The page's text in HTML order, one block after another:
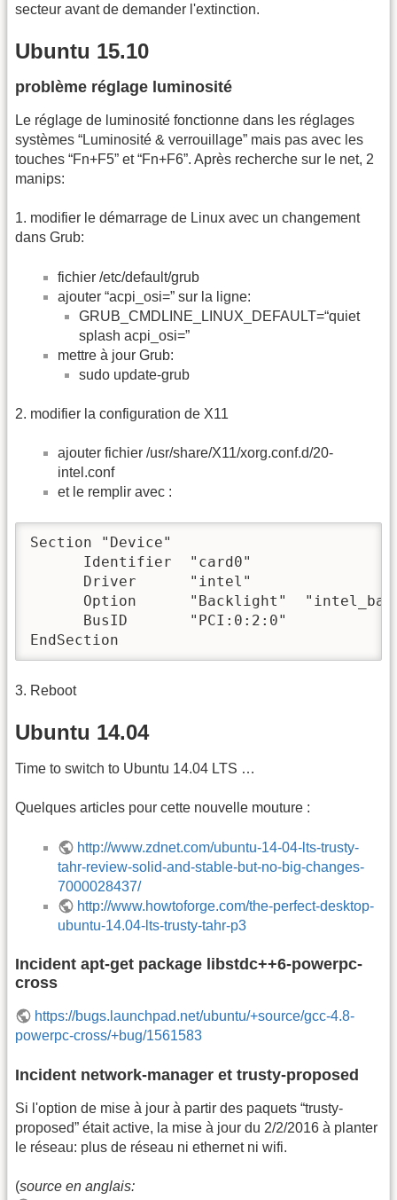
secteur avant de demander l'extinction.
Ubuntu 15.10
problème réglage luminosité
Le réglage de luminosité fonctionne dans les réglages
systèmes “Luminosité & verrouillage” mais pas avec les
touches “Fn+F5” et “Fn+F6”. Après recherche sur le net, 2
manips:
1. modifier le démarrage de Linux avec un changement
dans Grub:
fichier /etc/default/grub
ajouter “acpi_osi=” sur la ligne:
GRUB_CMDLINE_LINUX_DEFAULT=“quiet
splash acpi_osi=”
mettre à jour Grub:
sudo update-grub
2. modifier la configuration de X11
ajouter fichier /usr/share/X11/xorg.conf.d/20-
intel.conf
et le remplir avec :
Section "Device"
      Identifier  "card0"
      Driver      "intel"
Option      "Backlight"
      BusID       "PCI:0:2:0"
EndSection
3. Reboot
Ubuntu 14.04
Time to switch to Ubuntu 14.04 LTS …
Quelques articles pour cette nouvelle mouture :
http://www.zdnet.com/ubuntu-14-04-lts-trusty-
tahr-review-solid-and-stable-but-no-big-changes-
7000028437/
http://www.howtoforge.com/the-perfect-desktop-
ubuntu-14.04-lts-trusty-tahr-p3
Incident apt-get package libstdc++6-powerpc-
cross
https://bugs.launchpad.net/ubuntu/+source/gcc-4.8-
powerpc-cross/+bug/1561583
Incident network-manager et trusty-proposed
Si l'option de mise à jour à partir des paquets “trusty-
proposed” était active, la mise à jour du 2/2/2016 à planter
le réseau: plus de réseau ni ethernet ni wifi.
(source en anglais: